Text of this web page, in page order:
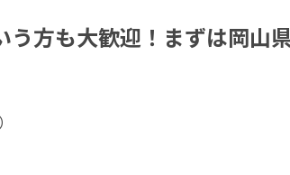
う方も大歓迎！まずは岡山